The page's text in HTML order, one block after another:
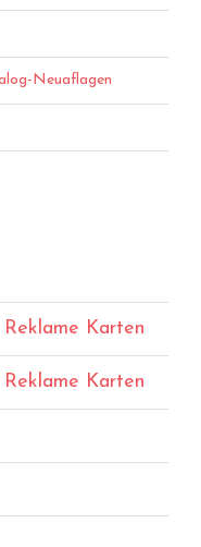
Neuaflagen
Reklame Karten
Reklame Karten